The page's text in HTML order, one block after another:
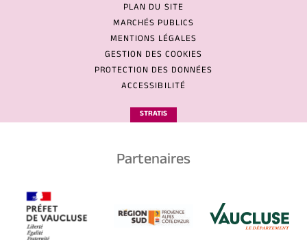
PLAN DU SITE
MARCHÉS PUBLICS
MENTIONS LÉGALES
GESTION DES COOKIES
PROTECTION DES DONNÉES
ACCESSIBILITÉ
STRATIS
Partenaires